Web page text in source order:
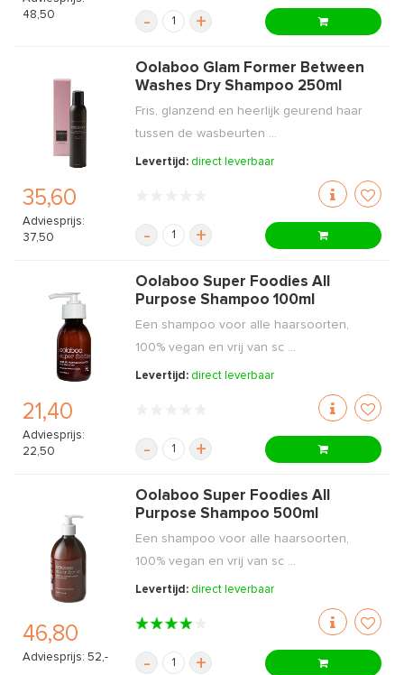
48,50
- +
35,60
Adviesprijs:
37,50
Oolaboo Glam Former Between
Washes Dry Shampoo 250ml
Fris, glanzend en heerlijk geurend haar
tussen de wasbeurten ...
Levertijd: direct leverbaar
- +
21,40
Adviesprijs:
22,50
Oolaboo Super Foodies All
Purpose Shampoo 100ml
Een shampoo voor alle haarsoorten,
100% vegan en vrij van sc ...
Levertijd: direct leverbaar
- +
46,80
Adviesprijs: 52,-
Oolaboo Super Foodies All
Purpose Shampoo 500ml
Een shampoo voor alle haarsoorten,
100% vegan en vrij van sc ...
Levertijd: direct leverbaar
- +